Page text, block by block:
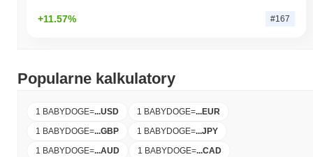
+11.57% #167
Popularne kalkulatory
1 BABYDOGE=...USD 1 BABYDOGE=...EUR
1 BABYDOGE=...GBP 1 BABYDOGE=...JPY
1 BABYDOGE=...AUD 1 BABYDOGE=...CAD